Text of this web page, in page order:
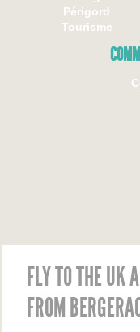
Périgord
Tourisme
FLY TO THE UK
FROM